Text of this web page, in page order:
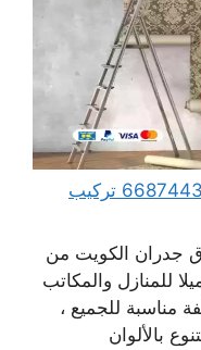
فني تركيب ورق جدران الكويت 66874433 تركيب
جدران الكويت من
للمنازل والمكاتب
مناسبة للجميع ،
بالألوان